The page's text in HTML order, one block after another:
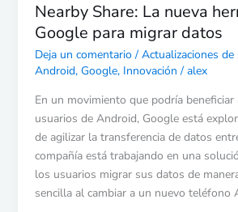
Nearby Share: La nueva
Google para migrar datos
Deja un comentario / Actualizaciones
Android, Google, Innovación / alex
En un movimiento que podría
usuarios de Android, Google está
de agilizar la transferencia de datos
compañía está trabajando en una
los usuarios migrar sus datos de
sencilla al cambiar a un nuevo teléfono